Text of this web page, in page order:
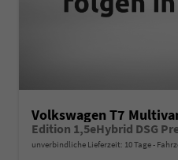
Volkswagen T7
Edition 1,5eHybrid DSG
unverbindliche Lieferzeit: 10 Tage